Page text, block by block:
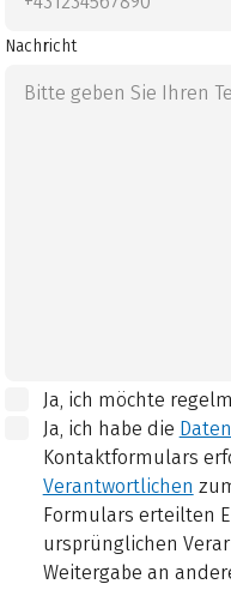
Nachricht
Ja, ich möchte
Ja, ich habe die
Kontaktformulars
Verantwortlichen
Formulars erteilten
ursprünglichen
Weitergabe an